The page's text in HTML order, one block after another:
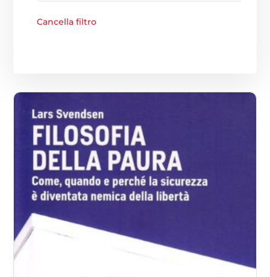
Cancella filtro